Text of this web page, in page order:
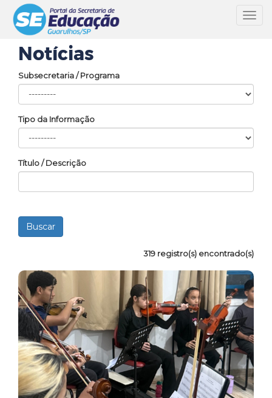
Notícias
Subsecretaria / Programa
Tipo da Informação
Título / Descrição
319 registro(s) encontrado(s)